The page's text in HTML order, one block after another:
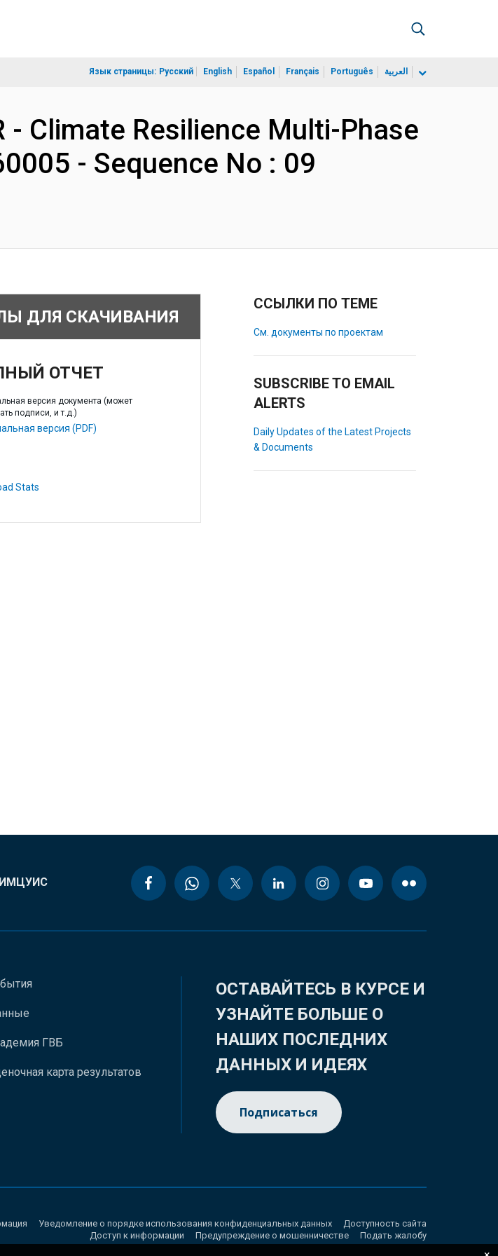
Язык страницы: Русский English Español Français Português العربية
Climate Resilience Multi-Phase
- Sequence No : 09
ДЛЯ СКАЧИВАНИЯ
ОТЧЕТ
версия документа (может
подписи, и т.д.)
версия (PDF)
Stats
ССЫЛКИ ПО ТЕМЕ
См. документы по проектам
SUBSCRIBE TO EMAIL
ALERTS
Daily Updates of the Latest Projects
& Documents
МЦУИС
ГВБ
карта результатов
ОСТАВАЙТЕСЬ В КУРСЕ И
УЗНАЙТЕ БОЛЬШЕ О
НАШИХ ПОСЛЕДНИХ
ДАННЫХ И ИДЕЯХ
Подписаться
Уведомление о порядке использования конфиденциальных данных
Доступность сайта
Доступ к информации
Предупреждение о мошенничестве Подать жалобу